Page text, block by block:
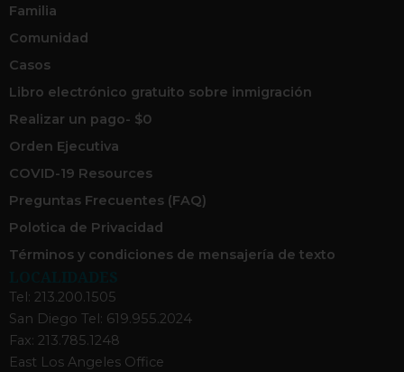
Familia
Comunidad
Casos
Libro electrónico gratuito sobre inmigración
Realizar un pago- $0
Orden Ejecutiva
COVID-19 Resources
Preguntas Frecuentes (FAQ)
Polotica de Privacidad
Términos y condiciones de mensajería de texto
Tel: 213.200.1505
San Diego Tel: 619.955.2024
Fax: 213.785.1248
East Los Angeles Office